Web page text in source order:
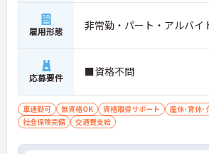
雇用形態 非常勤・パート・アルバイ
応募要件 ■資格不問
車通勤可 無資格OK 資格取得サポート
産休･育休･
社会保険完備
交通費支給